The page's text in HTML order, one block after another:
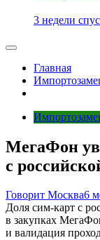
3 недели
Главная
МегаФон
с
Говорит Москва6
Доля сим-карт с
в закупках
и валидация